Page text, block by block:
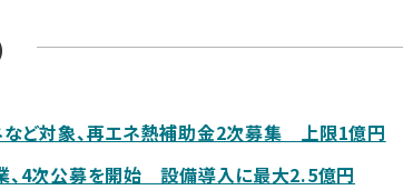
など対象、再エネ熱補助金2次募集 上限1億円
、4次公募を開始 設備導入に最大2.5億円